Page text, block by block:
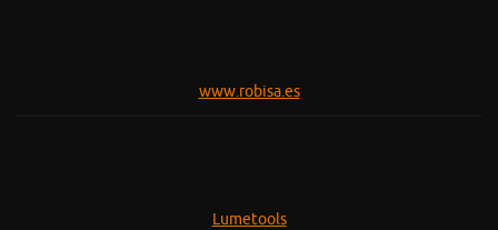
www.robisa.es
Lumetools